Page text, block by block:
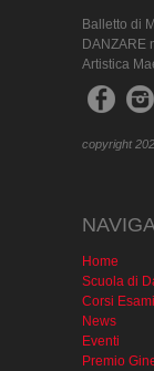
Balletto di
DANZARE
Artistica
copyright
Home
Scuola di
Corsi Esami
News
Eventi
Premio